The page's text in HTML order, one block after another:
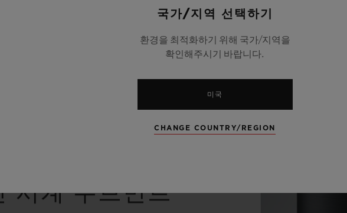
시계 무브먼트
국가/지역 선택하기
환경을 최적화하기 위해 국가/지역을
확인해주시기 바랍니다.
미국
CHANGE COUNTRY/REGION